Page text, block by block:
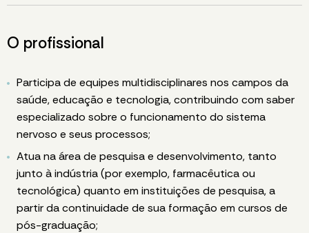
O profissional
Participa de equipes multidisciplinares nos campos da
saúde, educação e tecnologia, contribuindo com saber
especializado sobre o funcionamento do sistema
nervoso e seus processos;
Atua na área de pesquisa e desenvolvimento, tanto
junto à indústria (por exemplo, farmacêutica ou
tecnológica) quanto em instituições de pesquisa, a
partir da continuidade de sua formação em cursos de
pós-graduação;